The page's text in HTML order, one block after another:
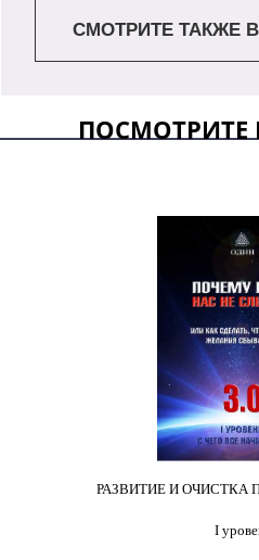
СМОТРИТЕ ТАКЖЕ
ПОСМОТРИТЕ
РАЗВИТИЕ И ОЧИСТКА
I